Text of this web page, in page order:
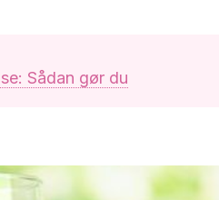
Sådan gør du